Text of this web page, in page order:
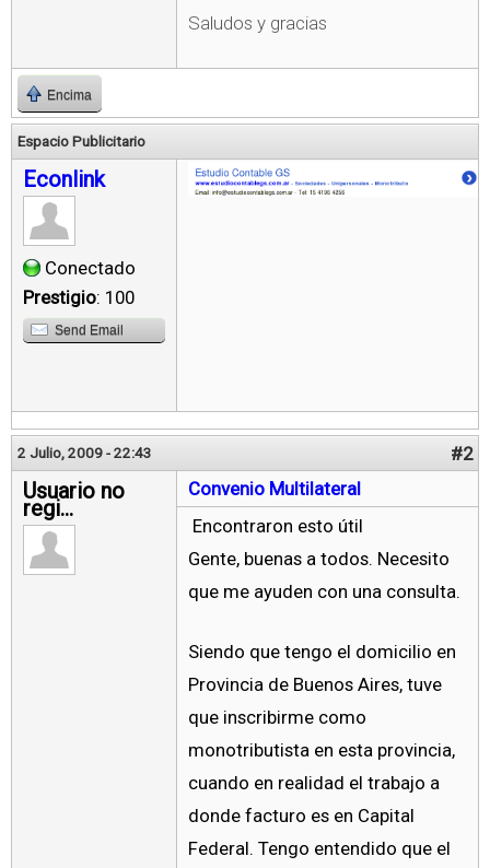
Saludos y gracias
Encima
Espacio Publicitario
Econlink
Conectado
Prestigio: 100
Send Email
2 Julio, 2009 - 22:43 #2
Usuario no
regi...
Convenio Multilateral
Encontraron esto útil
Gente, buenas a todos. Necesito
que me ayuden con una consulta.
Siendo que tengo el domicilio en
Provincia de Buenos Aires, tuve
que inscribirme como
monotributista en esta provincia,
cuando en realidad el trabajo a
donde facturo es en Capital
Federal. Tengo entendido que el